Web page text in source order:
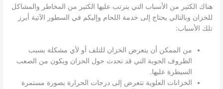
هناك الكثير من الأسباب التي يترتب عليها الكثير من المخاطر والمشاكل
للخزان وبالتالي يحتاج إلى خدمة اللحام وإليكم في السطور الآتية أبرز
تلك الأسباب:
من الممكن أن يتعرض الخزان للتلف أو لأي مشكلة بسبب
الظروف الجوية التي قد تحدث حول الحزان ويكون من الصعب
السيطرة عليها.
الخزانات العلوية تتعرض إلى درجات الحرارة بصورة مستمرة